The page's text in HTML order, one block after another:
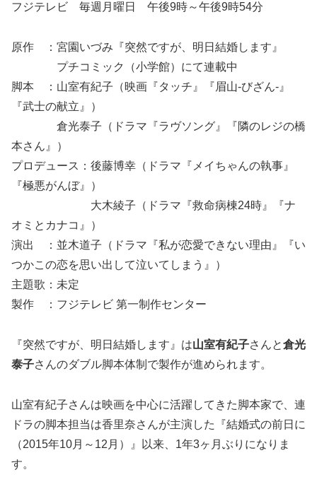
フジテレビ 毎週月曜日 午後9時～午後9時54分
原作 ：宮園いづみ『突然ですが、明日結婚します』
プチコミック（小学館）にて連載中
脚本 ：山室有紀子（映画『タッチ』『眉山-びざん-』
『武士の献立』）
倉光泰子（ドラマ『ラヴソング』『隣のレジの橋
本さん』）
プロデュース：後藤博幸（ドラマ『メイちゃんの執事』
『極悪がんぼ』）
大木綾子（ドラマ『救命病棟24時』『ナ
オミとカナコ』）
演出 ：並木道子（ドラマ『私が恋愛できない理由』『い
つかこの恋を思い出して泣いてしまう』）
主題歌：未定
製作 ：フジテレビ 第一制作センター
『突然ですが、明日結婚します』は山室有紀子さんと倉光
泰子さんのダブル脚本体制で製作が進められます。
山室有紀子さんは映画を中心に活躍してきた脚本家で、連
ドラの脚本担当は香里奈さんが主演した『結婚式の前日に
（2015年10月～12月）』以来、1年3ヶ月ぶりになりま
す。